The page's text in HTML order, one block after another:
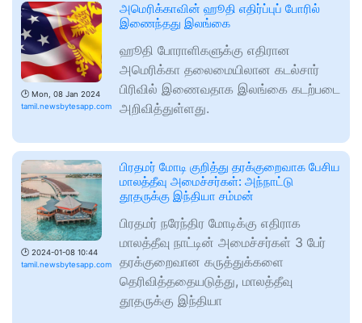
🕑 Mon, 08 Jan 2024
tamil.newsbytesapp.com
அமெரிக்காவின் ஹூதி எதிர்ப்புப் போரில்
இணைந்தது இலங்கை
ஹூதி போராளிகளுக்கு எதிரான
அமெரிக்கா தலைமையிலான கடல்சார்
பிரிவில் இணைவதாக இலங்கை கடற்படை
அறிவித்துள்ளது.
🕑 2024-01-08 10:44
tamil.newsbytesapp.com
பிரதமர் மோடி குறித்து தரக்குறைவாக பேசிய
மாலத்தீவு அமைச்சர்கள்: அந்நாட்டு
தூதருக்கு இந்தியா சம்மன்
பிரதமர் நரேந்திர மோடிக்கு எதிராக
மாலத்தீவு நாட்டின் அமைச்சர்கள் 3 பேர்
தரக்குறைவான கருத்துக்களை
தெரிவித்ததையடுத்து, மாலத்தீவு
தூதருக்கு இந்தியா